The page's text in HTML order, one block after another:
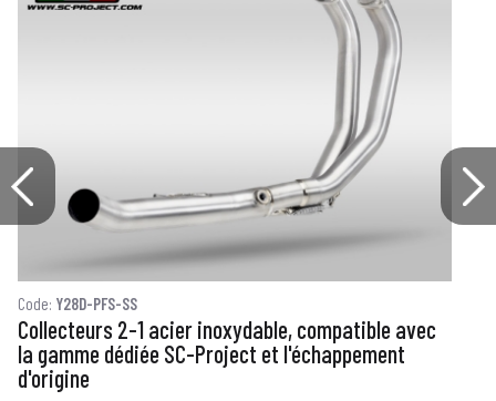
Code: Y28D-PFS-SS
Collecteurs 2-1 acier inoxydable, compatible avec
la gamme dédiée SC-Project et l'échappement
d'origine